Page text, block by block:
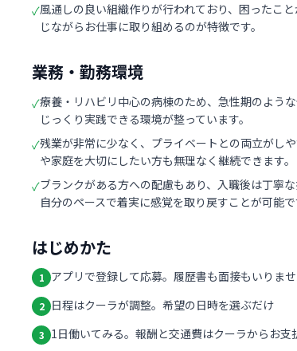
✓風通しの良い組織作りが行われており、困ったこ
じながらお仕事に取り組めるのが特徴です。
業務・勤務環境
✓療養・リハビリ中心の病棟のため、急性期のよう
じっくり実践できる環境が整っています。
✓残業が非常に少なく、プライベートとの両立がし
や家庭を大切にしたい方も無理なく継続できます。
✓ブランクがある方への配慮もあり、入職後は丁寧
自分のペースで着実に感覚を取り戻すことが可能で
はじめかた
1 アプリで登録して応募。履歴書も面接もいりま
2 日程はクーラが調整。希望の日時を選ぶだけ
3 1日働いてみる。報酬と交通費はクーラからお支